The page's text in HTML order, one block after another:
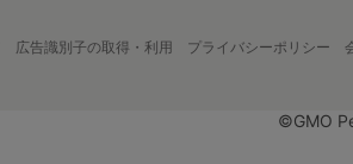
広告識別子の取得・利用 プライバシーポリシー
©GMO